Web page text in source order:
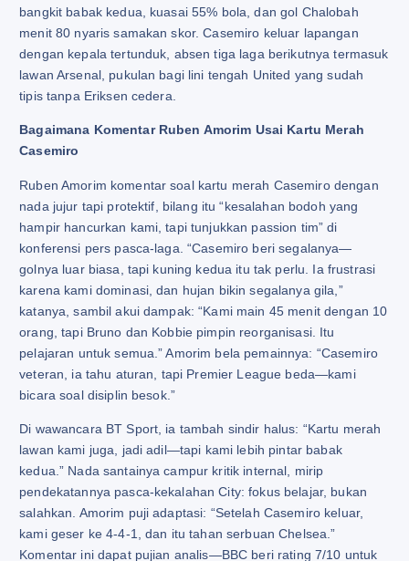
bangkit babak kedua, kuasai 55% bola, dan gol Chalobah
menit 80 nyaris samakan skor. Casemiro keluar lapangan
dengan kepala tertunduk, absen tiga laga berikutnya termasuk
lawan Arsenal, pukulan bagi lini tengah United yang sudah
tipis tanpa Eriksen cedera.
Bagaimana Komentar Ruben Amorim Usai Kartu Merah
Casemiro
Ruben Amorim komentar soal kartu merah Casemiro dengan
nada jujur tapi protektif, bilang itu “kesalahan bodoh yang
hampir hancurkan kami, tapi tunjukkan passion tim” di
konferensi pers pasca-laga. “Casemiro beri segalanya—
golnya luar biasa, tapi kuning kedua itu tak perlu. Ia frustrasi
karena kami dominasi, dan hujan bikin segalanya gila,”
katanya, sambil akui dampak: “Kami main 45 menit dengan 10
orang, tapi Bruno dan Kobbie pimpin reorganisasi. Itu
pelajaran untuk semua.” Amorim bela pemainnya: “Casemiro
veteran, ia tahu aturan, tapi Premier League beda—kami
bicara soal disiplin besok.”
Di wawancara BT Sport, ia tambah sindir halus: “Kartu merah
lawan kami juga, jadi adil—tapi kami lebih pintar babak
kedua.” Nada santainya campur kritik internal, mirip
pendekatannya pasca-kekalahan City: fokus belajar, bukan
salahkan. Amorim puji adaptasi: “Setelah Casemiro keluar,
kami geser ke 4-4-1, dan itu tahan serbuan Chelsea.”
Komentar ini dapat pujian analis—BBC beri rating 7/10 untuk